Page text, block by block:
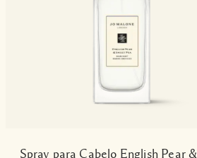
Spray para Cabelo English Pear &